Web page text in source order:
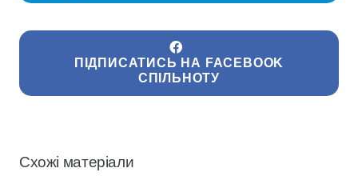
ПІДПИСАТИСЬ НА FACEBOOK
СПІЛЬНОТУ
Схожі матеріали